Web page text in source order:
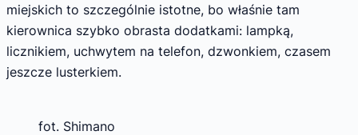
miejskich to szczególnie istotne, bo właśnie tam
kierownica szybko obrasta dodatkami: lampką,
licznikiem, uchwytem na telefon, dzwonkiem, czasem
jeszcze lusterkiem.
fot. Shimano